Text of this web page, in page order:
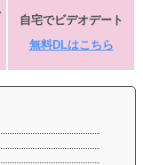
自宅でビデオデート
無料DLはこちら